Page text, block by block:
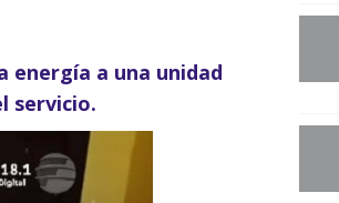
energía a una unidad
servicio.